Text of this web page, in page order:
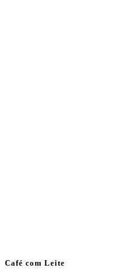
Café com Leite